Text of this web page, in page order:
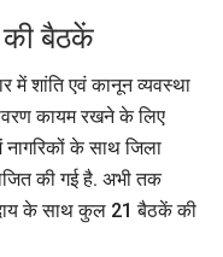
की बैठकें
में शांति एवं कानून व्यवस्था
कायम रखने के लिए
नागरिकों के साथ जिला
की गई है. अभी तक
के साथ कुल 21 बैठकें की